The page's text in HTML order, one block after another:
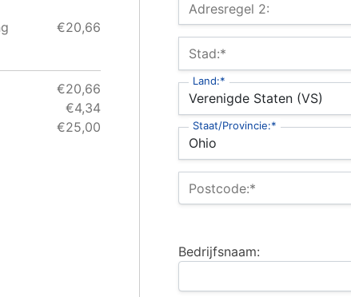
Adresregel 2:
Stad:*
Land:*
Staat/Provincie:*
Postcode:*
Bedrijfsnaam:
€20,66
€20,66
€4,34
€25,00